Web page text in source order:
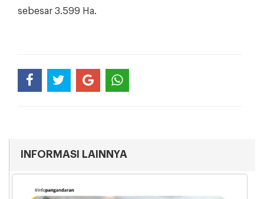
sebesar 3.599 Ha.
INFORMASI LAINNYA